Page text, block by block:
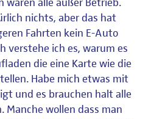
waren alle außer Betrieb.
nichts, aber das hat
Fahrten kein E-Auto
verstehe ich es, warum es
die eine Karte wie die
Habe mich etwas mit
und es brauchen halt alle
Manche wollen dass man